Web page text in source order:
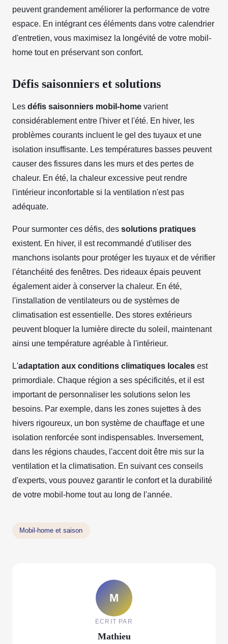
peuvent grandement améliorer la performance de votre
espace. En intégrant ces éléments dans votre calendrier
d'entretien, vous maximisez la longévité de votre mobil-
home tout en préservant son confort.
Défis saisonniers et solutions
Les défis saisonniers mobil-home varient
considérablement entre l'hiver et l'été. En hiver, les
problèmes courants incluent le gel des tuyaux et une
isolation insuffisante. Les températures basses peuvent
causer des fissures dans les murs et des pertes de
chaleur. En été, la chaleur excessive peut rendre
l'intérieur inconfortable si la ventilation n'est pas
adéquate.
Pour surmonter ces défis, des solutions pratiques
existent. En hiver, il est recommandé d'utiliser des
manchons isolants pour protéger les tuyaux et de vérifier
l'étanchéité des fenêtres. Des rideaux épais peuvent
également aider à conserver la chaleur. En été,
l'installation de ventilateurs ou de systèmes de
climatisation est essentielle. Des stores extérieurs
peuvent bloquer la lumière directe du soleil, maintenant
ainsi une température agréable à l'intérieur.
L'adaptation aux conditions climatiques locales est
primordiale. Chaque région a ses spécificités, et il est
important de personnaliser les solutions selon les
besoins. Par exemple, dans les zones sujettes à des
hivers rigoureux, un bon système de chauffage et une
isolation renforcée sont indispensables. Inversement,
dans les régions chaudes, l'accent doit être mis sur la
ventilation et la climatisation. En suivant ces conseils
d'experts, vous pouvez garantir le confort et la durabilité
de votre mobil-home tout au long de l'année.
Mobil-home et saison
M
ECRIT PAR
Mathieu